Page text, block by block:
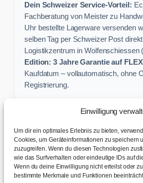
Einwilligung
Um dir ein optimales Erlebnis zu bieten,
Cookies, um Geräteinformationen zu speichern
zuzugreifen. Wenn du diesen Technologien
wie das Surfverhalten oder eindeutige IDs auf
Wenn du deine Einwilligung nicht erteilst oder
bestimmte Merkmale und Funktionen
Dein Schweizer Service-Vorteil:
Fachberatung von Meister zu
Uhr bestellte Lagerware versenden
selben Tag per Schweizer Post
Logistikzentrum in Wolfenschiessen
Edition: 3 Jahre Garantie auf
Kaufdatum – vollautomatisch, ohne
Registrierung.
Sichere dir exklusive Angebote und
Baustellen-Tipps direkt in dein
✉ Zur Anmeldung